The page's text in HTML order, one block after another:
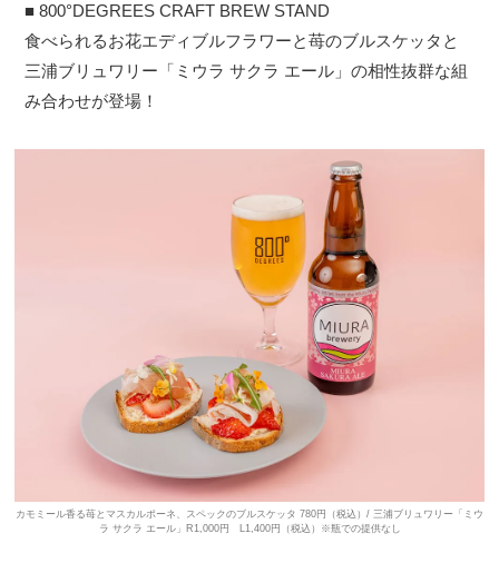
■ 800°DEGREES CRAFT BREW STAND
食べられるお花エディブルフラワーと苺のブルスケッタと
三浦ブリュワリー「ミウラ サクラ エール」の相性抜群な組
み合わせが登場！
カモミール香る苺とマスカルポーネ、スペックのブルスケッタ 780円（税込）/ 三浦ブリュワリー「ミウ
ラ サクラ エール」R1,000円 L1,400円（税込）※瓶での提供なし